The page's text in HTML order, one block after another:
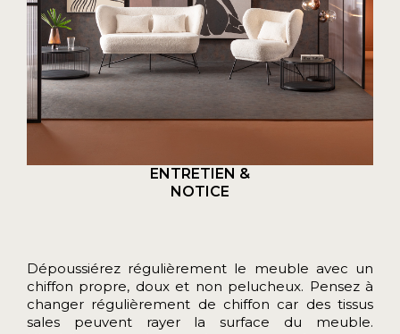
ENTRETIEN &
NOTICE
Dépoussiérez régulièrement le meuble avec un
chiffon propre, doux et non pelucheux. Pensez à
changer régulièrement de chiffon car des tissus
sales peuvent rayer la surface du meuble.